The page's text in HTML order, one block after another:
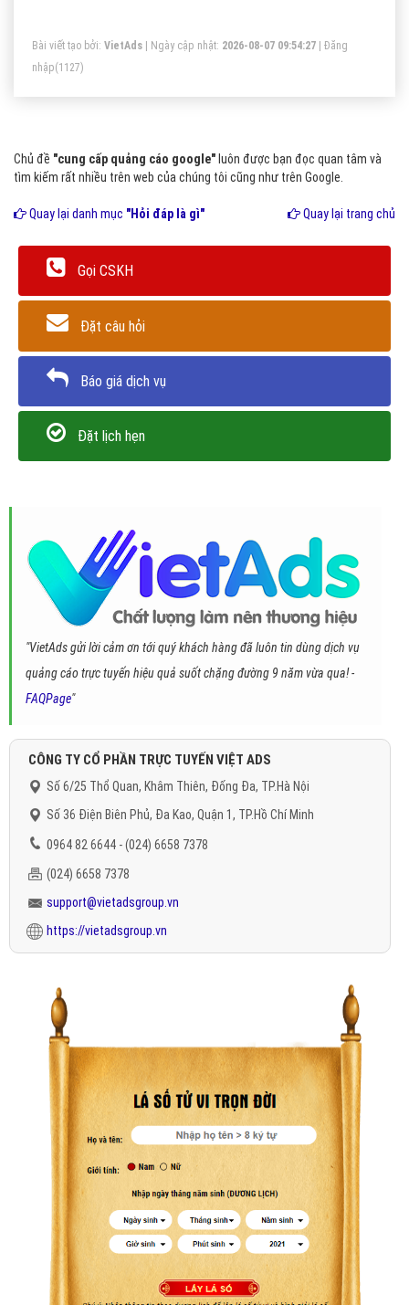
Bài viết tạo bởi: VietAds | Ngày cập nhật: 2026-08-07 09:54:27
Đăng
nhập(1127)
Chủ đề "cung cấp quảng cáo google" luôn được bạn đọc quan tâm và
tìm kiếm rất nhiều trên web của chúng tôi cũng như trên Google.
Quay lại danh mục "Hỏi đáp là gì" Quay lại trang chủ
Gọi CSKH
Đặt câu hỏi
Báo giá dịch vụ
Đặt lịch hẹn
"VietAds gửi lời cảm ơn tới quý khách hàng đã luôn tin dùng dịch vụ
quảng cáo trực tuyến hiệu quả suốt chặng đường 9 năm vừa qua! -
FAQPage"
CÔNG TY CỔ PHẦN TRỰC TUYẾN VIỆT ADS
Số 6/25 Thổ Quan, Khâm Thiên, Đống Đa, TP.Hà Nội
Số 36 Điện Biên Phủ, Đa Kao, Quận 1, TP.Hồ Chí Minh
0964 82 6644 - (024) 6658 7378
(024) 6658 7378
support@vietadsgroup.vn
https://vietadsgroup.vn